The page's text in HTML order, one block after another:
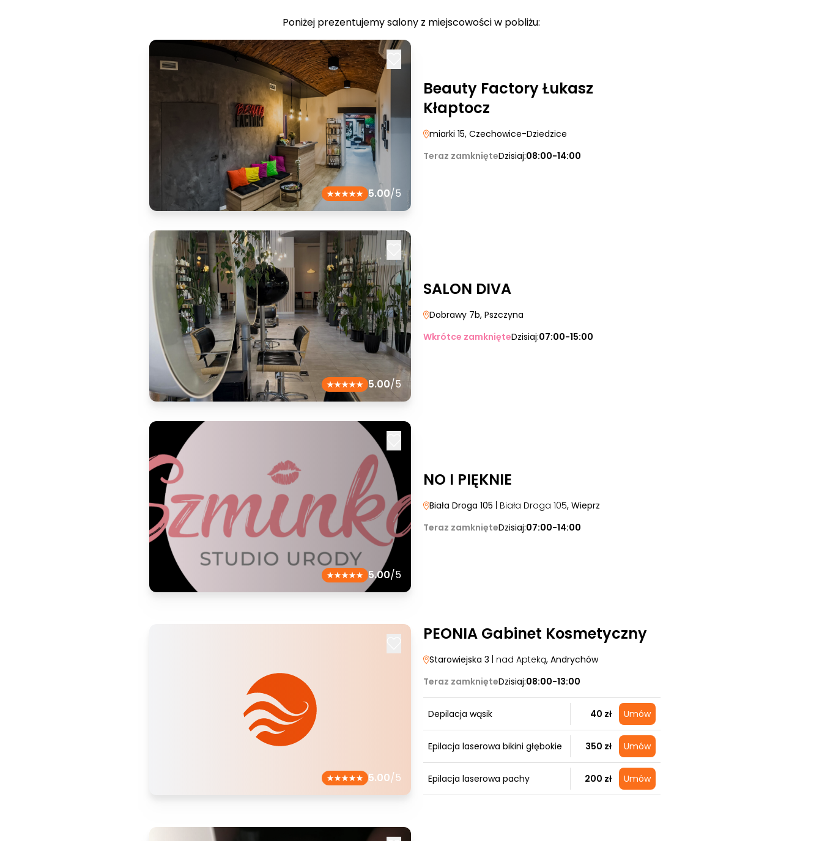
Poniżej prezentujemy salony z miejscowości w pobliżu:
5.00/5
Beauty Factory Łukasz
Kłaptocz
miarki 15, Czechowice-Dziedzice
Teraz zamknięteDzisiaj:08:00-14:00
5.00/5
SALON DIVA
Dobrawy 7b, Pszczyna
Wkrótce zamknięteDzisiaj:07:00-15:00
5.00/5
NO I PIĘKNIE
Biała Droga 105 | Biała Droga 105, Wieprz
Teraz zamknięteDzisiaj:07:00-14:00
5.00/5
PEONIA Gabinet Kosmetyczny
Starowiejska 3 | nad Apteką, Andrychów
Teraz zamknięteDzisiaj:08:00-13:00
Depilacja wąsik 40 zł Umów
Epilacja laserowa bikini głębokie 350 zł Umów
Epilacja laserowa pachy 200 zł Umów